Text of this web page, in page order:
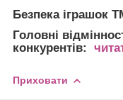
Безпека іграшок
Головні
конкурентів:
Приховати